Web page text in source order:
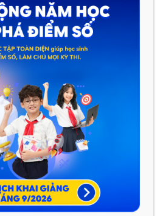
lớp Tính chất của kim loại. Dãy điện
hoá của kim loại – Môn Hóa
lớp 12